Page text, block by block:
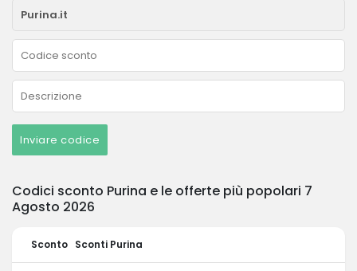
Inviare codice
Codici sconto Purina e le offerte più popolari 7
Agosto 2026
Sconto Sconti Purina